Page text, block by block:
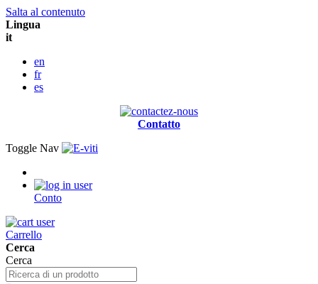
Salta al contenuto
Lingua
it
en
fr
es
Contatto
Toggle Nav
Conto
Carrello
Cerca
Cerca